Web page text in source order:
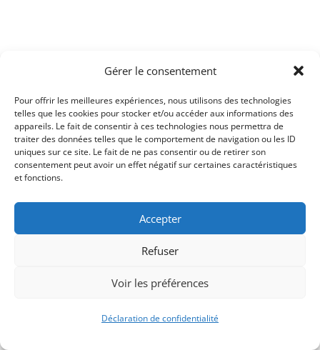
Gérer le consentement
Pour offrir les meilleures expériences, nous utilisons des technologies
telles que les cookies pour stocker et/ou accéder aux informations des
appareils. Le fait de consentir à ces technologies nous permettra de
traiter des données telles que le comportement de navigation ou les ID
uniques sur ce site. Le fait de ne pas consentir ou de retirer son
consentement peut avoir un effet négatif sur certaines caractéristiques
et fonctions.
Accepter
Refuser
Voir les préférences
Déclaration de confidentialité
Signify-Child ByClub Photo IUT Vannes @2025